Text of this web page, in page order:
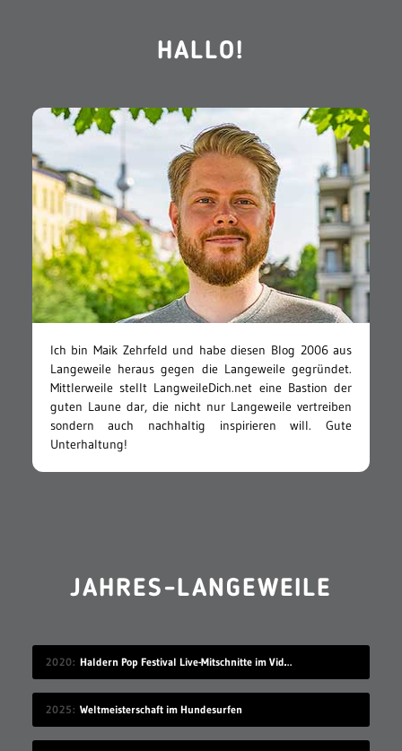
HALLO!
Ich bin Maik Zehrfeld und habe diesen Blog 2006 aus
Langeweile heraus gegen die Langeweile gegründet.
Mittlerweile stellt LangweileDich.net eine Bastion der
guten Laune dar, die nicht nur Langeweile vertreiben
sondern auch nachhaltig inspirieren will. Gute
Unterhaltung!
JAHRES-LANGEWEILE
2020 Haldern Pop Festival Live-Mitschnitte im Videostream (2008-2019)
2025 Weltmeisterschaft im Hundesurfen